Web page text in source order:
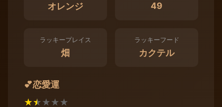
オレンジ 49
ラッキープレイス
畑
ラッキーフード
カクテル
💕恋愛運
★★★★★